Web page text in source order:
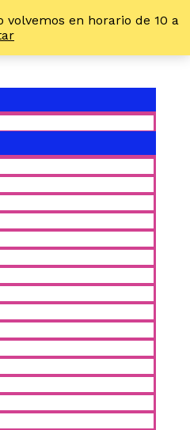
volvemos en horario de 10 a